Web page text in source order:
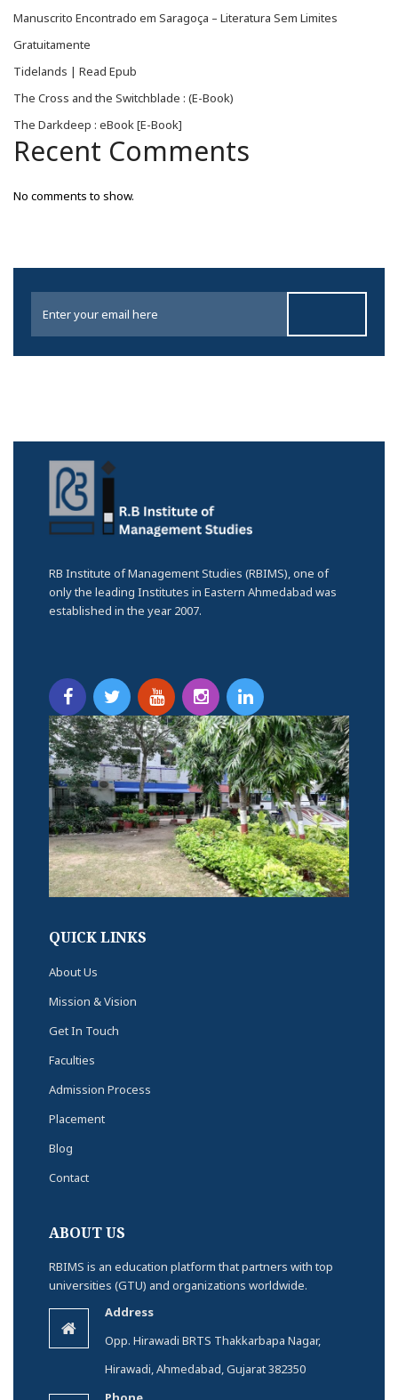
Manuscrito Encontrado em Saragoça – Literatura Sem Limites
Gratuitamente
Tidelands | Read Epub
The Cross and the Switchblade : (E-Book)
The Darkdeep : eBook [E-Book]
Recent Comments
No comments to show.
RB Institute of Management Studies (RBIMS), one of
only the leading Institutes in Eastern Ahmedabad was
established in the year 2007.
QUICK LINKS
About Us
Mission & Vision
Get In Touch
Faculties
Admission Process
Placement
Blog
Contact
ABOUT US
RBIMS is an education platform that partners with top
universities (GTU) and organizations worldwide.
Address
Opp. Hirawadi BRTS Thakkarbapa Nagar,
Hirawadi, Ahmedabad, Gujarat 382350